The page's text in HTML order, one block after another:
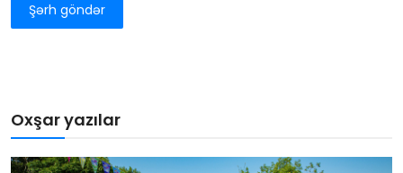
Şərh göndər
Oxşar yazılar